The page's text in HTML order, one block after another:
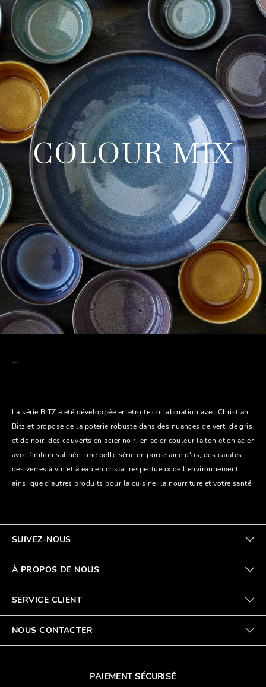
COLOUR MIX
La série BITZ a été développée en étroite collaboration avec Christian
Bitz et propose de la poterie robuste dans des nuances de vert, de gris
et de noir, des couverts en acier noir, en acier couleur laiton et en acier
avec finition satinée, une belle série en porcelaine d'os, des carafes,
des verres à vin et à eau en cristal respectueux de l'environnement,
ainsi que d'autres produits pour la cuisine, la nourriture et votre santé.
SUIVEZ-NOUS
À PROPOS DE NOUS
SERVICE CLIENT
NOUS CONTACTER
PAIEMENT SÉCURISÉ